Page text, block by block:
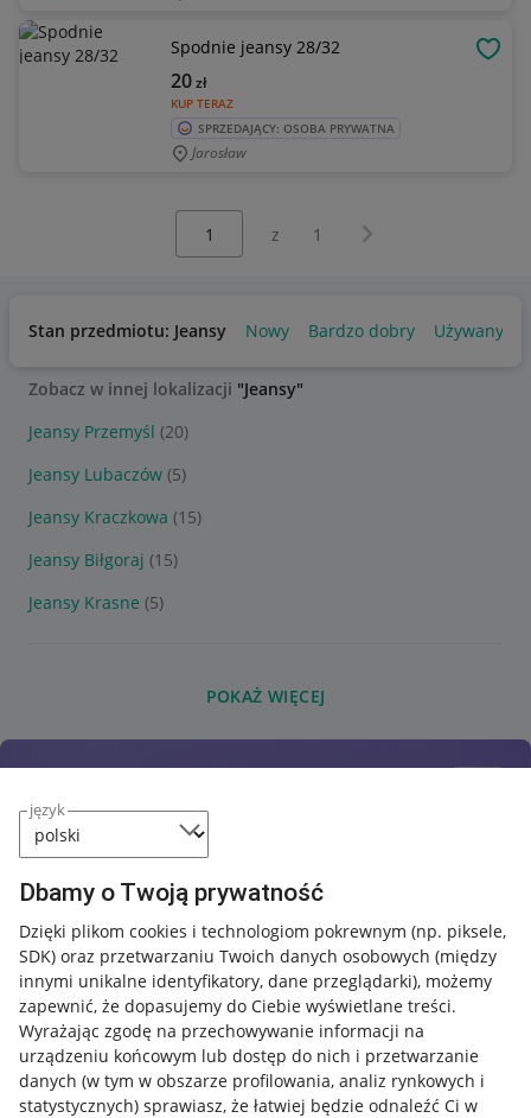
język
Dbamy o Twoją prywatność
Dzięki plikom cookies i technologiom pokrewnym (np. piksele,
SDK) oraz przetwarzaniu Twoich danych osobowych (między
innymi unikalne identyfikatory, dane przeglądarki), możemy
zapewnić, że dopasujemy do Ciebie wyświetlane treści.
Wyrażając zgodę na przechowywanie informacji na
urządzeniu końcowym lub dostęp do nich i przetwarzanie
danych (w tym w obszarze profilowania, analiz rynkowych i
statystycznych) sprawiasz, że łatwiej będzie odnaleźć Ci w
Spodnie jeansy 28/32
KUP TERAZ
20zł
SPRZEDAJĄCY: OSOBA PRYWATNA
Jarosław
z 1 Następna strona
Stan przedmiotu: Jeansy Nowy Bardzo dobry Używany
Zobacz w innej lokalizacji "Jeansy"
Jeansy Przemyśl (20)
Jeansy Lubaczów (5)
Jeansy Kraczkowa (15)
Jeansy Biłgoraj (15)
Jeansy Krasne (5)
POKAŻ WIĘCEJ